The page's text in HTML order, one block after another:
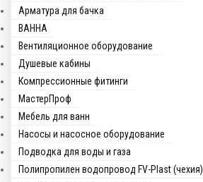
Арматура для бачка
ВАННА
Вентиляционное оборудование
Душевые кабины
Компрессионные фитинги
МастерПроф
Мебель для ванн
Насосы и насосное оборудование
Подводка для воды и газа
Полипропилен водопровод FV-Plast (чехия)